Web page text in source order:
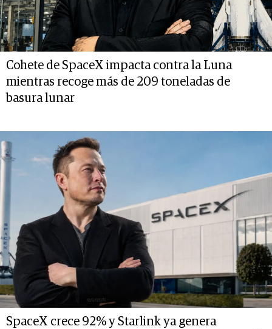
Cohete de SpaceX impacta contra la Luna
mientras recoge más de 209 toneladas de
basura lunar
SpaceX crece 92% y Starlink ya genera